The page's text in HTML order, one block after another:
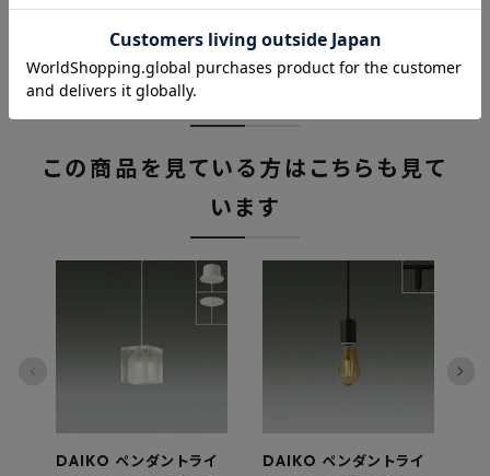
関連商品
この商品を見ている方はこちらも見て
います
DAIKO ペンダントライ
DAIKO ペンダントライ